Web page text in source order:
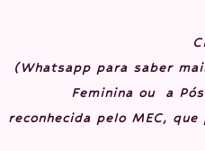
(Whatsapp para saber
Feminina ou a
reconhecida pelo MEC,